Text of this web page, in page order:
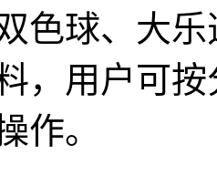
色球、大
，用户可
作。